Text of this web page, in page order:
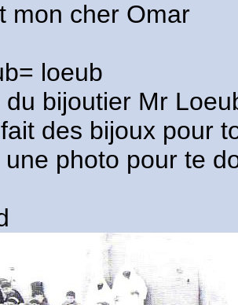
mon cher Omar
loeub
du bijoutier Mr
des bijoux pour
une photo pour te